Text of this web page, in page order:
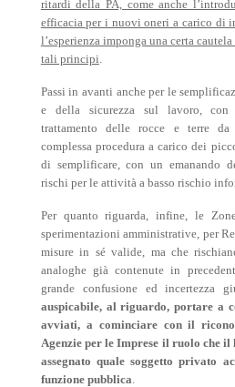
ritardi della PA, come anche
efficacia per i nuovi oneri a carico di
l’esperienza imponga una certa
tali principi.
Passi in avanti anche per le
e della sicurezza sul lavoro,
trattamento delle rocce e terre
complessa procedura a carico dei
di semplificare, con un emanando
rischi per le attività a basso rischio
Per quanto riguarda, infine, le
sperimentazioni amministrative, per
misure in sé valide, ma che
analoghe già contenute in
grande confusione ed incertezza
auspicabile, al riguardo, portare a
avviati, a cominciare con il
Agenzie per le Imprese il ruolo che
assegnato quale soggetto privato
funzione pubblica.